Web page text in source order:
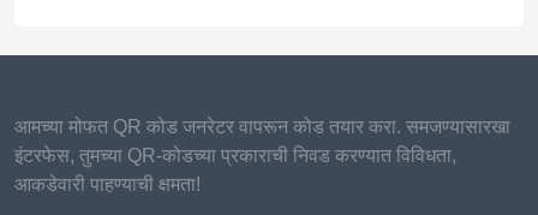
आमच्या मोफत QR कोड जनरेटर वापरून कोड तयार करा. समजण्यासारखा
इंटरफेस, तुमच्या QR-कोडच्या प्रकाराची निवड करण्यात विविधता,
आकडेवारी पाहण्याची क्षमता!